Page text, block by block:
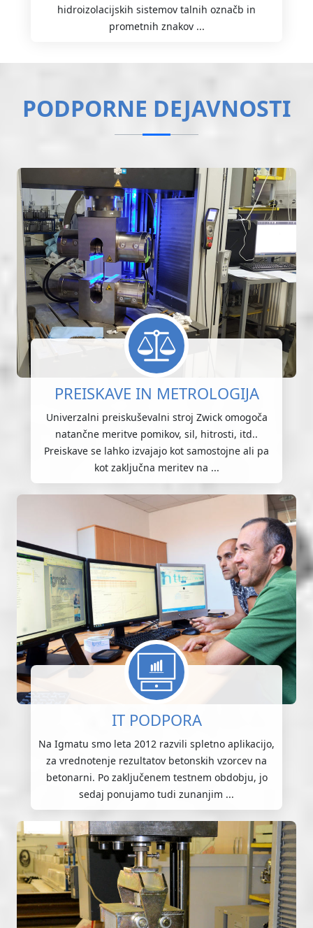
hidroizolacijskih sistemov talnih označb in
prometnih znakov ...
PODPORNE DEJAVNOSTI
PREISKAVE IN METROLOGIJA
Univerzalni preiskuševalni stroj Zwick omogoča
natančne meritve pomikov, sil, hitrosti, itd..
Preiskave se lahko izvajajo kot samostojne ali pa
kot zaključna meritev na ...
IT PODPORA
Na Igmatu smo leta 2012 razvili spletno aplikacijo,
za vrednotenje rezultatov betonskih vzorcev na
betonarni. Po zaključenem testnem obdobju, jo
sedaj ponujamo tudi zunanjim ...